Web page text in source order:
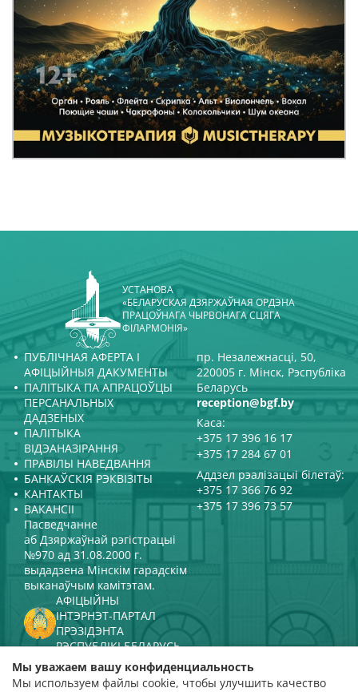
УСТАНОВА
«БЕЛАРУСКАЯ ДЗЯРЖАЎНАЯ ОРДЭНА
ПРАЦОЎНАГА ЧЫРВОНАГА СЦЯГА
ФІЛАРМОНІЯ»
ПУБЛІЧНАЯ АФЕРТА І
АФІЦЫЙНЫЯ ДАКУМЕНТЫ
ПАЛІТЫКА ПА АПРАЦОЎЦЫ
ПЕРСАНАЛЬНЫХ
ДАДЗЕНЫХ
ПАЛІТЫКА
ВІДЭАНАЗІРАННЯ
ПРАВІЛЫ НАВЕДВАННЯ
БАНКАЎСКІЯ РЭКВІЗІТЫ
КАНТАКТЫ
ВАКАНСІІ
пр. Незалежнасці, 50,
220005 г. Мінск, Рэспубліка
Беларусь
reception@bgf.by
Каса:
+375 17 396 16 17
+375 17 284 67 01
Аддзел рэалізацыі білетаў:
+375 17 366 76 92
+375 17 396 73 57
Пасведчанне
аб Дзяржаўнай рэгістрацыі
№970 ад 31.08.2000 г.
выдадзена Мінскім гарадскім
выканаўчым камітэтам.
АФІЦЫЙНЫ
ІНТЭРНЭТ-ПАРТАЛ
ПРЭЗІДЭНТА
РЭСПУБЛІКІ БЕЛАРУСЬ
МІНІСТЭРСТВА КУЛЬТУРЫ
РЭСПУБЛІКІ БЕЛАРУСЬ
Мы уважаем вашу конфиденциальность
Мы используем файлы cookie, чтобы улучшить качество